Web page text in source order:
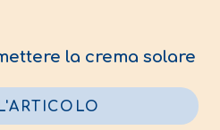
la crema solare